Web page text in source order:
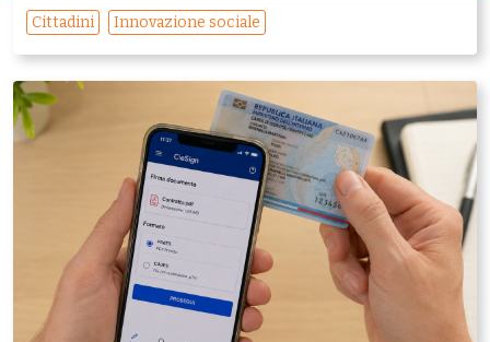
Cittadini Innovazione sociale